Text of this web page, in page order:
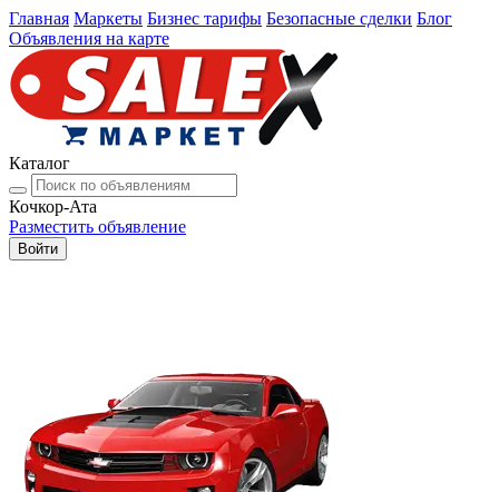
Главная Маркеты Бизнес тарифы Безопасные сделки Блог
Объявления на карте
Каталог
Кочкор-Ата
Разместить объявление
Войти